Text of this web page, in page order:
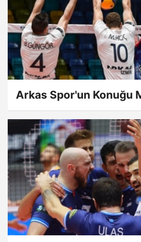
Arkas Spor'un Konuğu